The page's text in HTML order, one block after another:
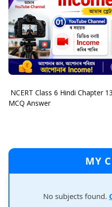
NCERT Class 6 Hindi Chapter
MCQ Answer
MY
No subjects found.